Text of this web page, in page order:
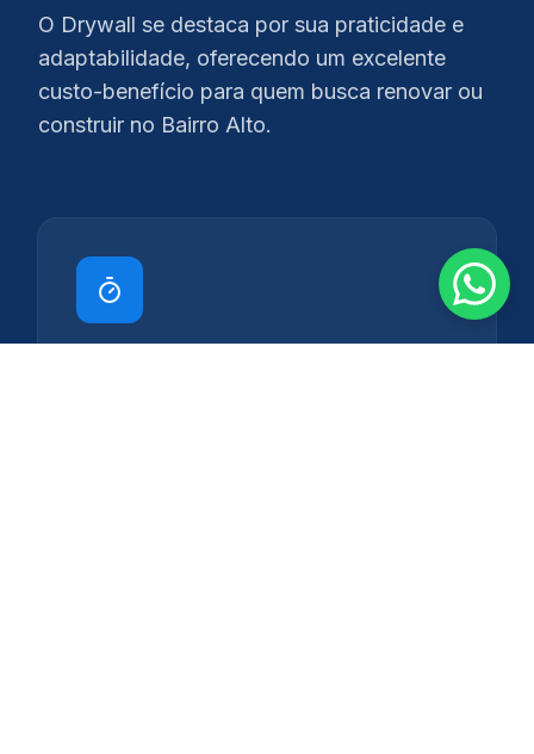
O Drywall se destaca por sua praticidade e
adaptabilidade, oferecendo um excelente
custo-benefício para quem busca renovar ou
construir no Bairro Alto.